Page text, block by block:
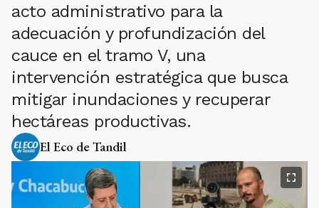
acto administrativo para la
adecuación y profundización del
cauce en el tramo V, una
intervención estratégica que busca
mitigar inundaciones y recuperar
hectáreas productivas.
El Eco de Tandil